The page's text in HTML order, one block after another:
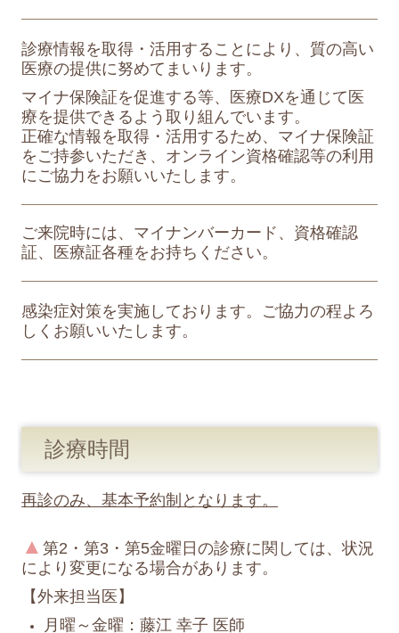
診療情報を取得・活用することにより、質の高い
医療の提供に努めてまいります。
マイナ保険証を促進する等、医療DXを通じて医
療を提供できるよう取り組んでいます。
正確な情報を取得・活用するため、マイナ保険証
をご持参いただき、オンライン資格確認等の利用
にご協力をお願いいたします。
ご来院時には、マイナンバーカード、資格確認
証、医療証各種をお持ちください。
感染症対策を実施しております。ご協力の程よろ
しくお願いいたします。
診療時間
再診のみ、基本予約制となります。
▲第2・第3・第5金曜日の診療に 関しては、状況
により変更になる場合があります。
【外来担当医】
月曜～金曜：藤江 幸子 医師